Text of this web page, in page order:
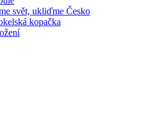
svět, ukliďme Česko
kopačka